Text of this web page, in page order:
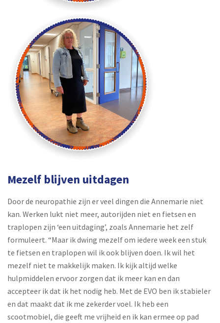
Mezelf blijven uitdagen
Door de neuropathie zijn er veel dingen die Annemarie niet
kan. Werken lukt niet meer, autorijden niet en fietsen en
traplopen zijn ‘een uitdaging’, zoals Annemarie het zelf
formuleert. “Maar ik dwing mezelf om iedere week een stuk
te fietsen en traplopen wil ik ook blijven doen. Ik wil het
mezelf niet te makkelijk maken. Ik kijk altijd welke
hulpmiddelen ervoor zorgen dat ik meer kan en dan
accepteer ik dat ik het nodig heb. Met de EVO ben ik stabieler
en dat maakt dat ik me zekerder voel. Ik heb een
scootmobiel, die geeft me vrijheid en ik kan ermee op pad